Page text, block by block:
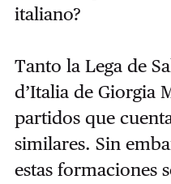
italiano?
Tanto la Lega de
d’Italia de Giorgia
partidos que
similares. Sin
estas formaciones